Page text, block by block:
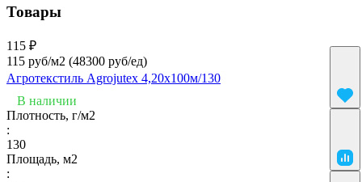
Товары
115 ₽
115 руб/м2 (48300 руб/eд)
Агротекстиль Agrojutex 4,20х100м/130
В наличии
Плотность, г/м2
:
130
Площадь, м2
: